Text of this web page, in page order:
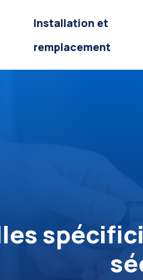
Installation et
remplacement